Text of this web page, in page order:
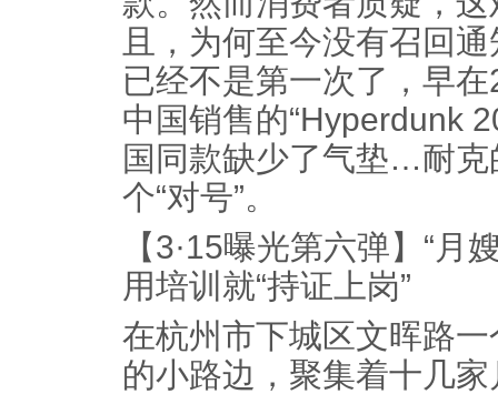
且，为何至今没有召回
已经不是第一次了，早
中国销售的“Hyperdunk
国同款缺少了气垫…耐
个“对号”。
【3·15曝光第六弹】“月
用培训就“持证上岗”
在杭州市下城区文晖路
的小路边，聚集着十几